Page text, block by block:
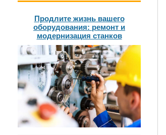
Продлите жизнь вашего
оборудования: ремонт и
модернизация станков